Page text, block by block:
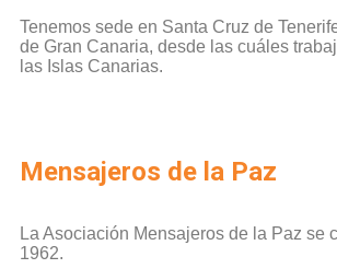
Tenemos sede en Santa Cruz de
de Gran Canaria, desde las cuáles
las Islas Canarias.
Mensajeros de la Paz
La Asociación Mensajeros de la Paz se
1962.